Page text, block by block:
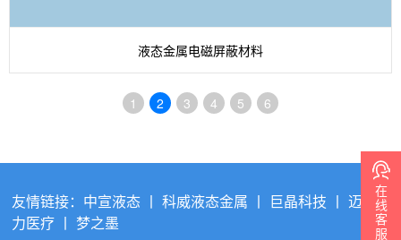
液态金属电磁屏蔽材料
1 2 3 4 5 6
友情链接： 中宣液态 丨科威液态金属 丨 巨晶科技 丨迈特
力医疗 丨 梦之墨
在
线
客
服